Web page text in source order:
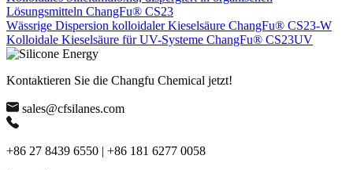
Lösungsmitteln ChangFu® CS23
Wässrige Dispersion kolloidaler Kieselsäure ChangFu® CS23-W
Kolloidale Kieselsäure für UV-Systeme ChangFu® CS23UV
Kontaktieren Sie die Changfu Chemical jetzt!
sales@cfsilanes.com
+86 27 8439 6550 | +86 181 6277 0058